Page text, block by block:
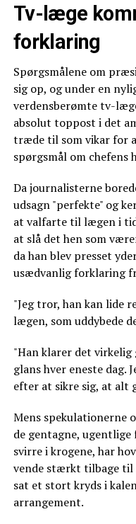
Tv-læge
forklaring
Spørgsmålene om
sig op, og under en
verdensberømte tv-
absolut toppost i det
træde til som vikar for
spørgsmål om chefens
Da journalisterne
udsagn "perfekte" og
at valfarte til lægen i
at slå det hen som
da han blev presset
usædvanlig forklaring
"Jeg tror, han kan lide
lægen, som uddybede
"Han klarer det virkelig
glans hver eneste dag.
efter at sikre sig, at alt
Mens spekulationerne
de gentagne,
svirre i krogene, har
vende stærkt tilbage til
sat et stort kryds i
arrangement.